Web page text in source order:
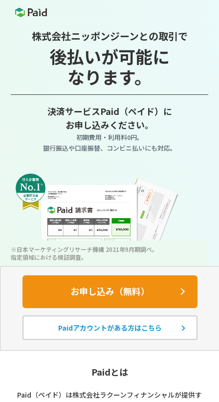
株式会社ニッポンジーンとの取引で
後払いが可能に
なります。
決済サービスPaid（ペイド）に
お申し込みください。
初期費用・利用料0円。
銀行振込や口座振替、コンビニ払いにも対応。
※日本マーケティングリサーチ機構 2021年9月期調べ。
指定領域における検証調査。
お申し込み（無料）
Paidアカウントがある方はこちら
Paidとは
Paid（ペイド）は株式会社ラクーンフィナンシャルが提供す